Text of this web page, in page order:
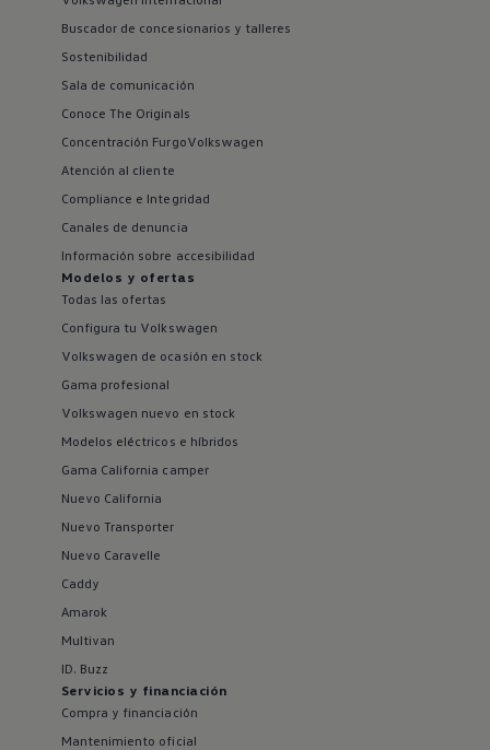
Buscador de concesionarios y talleres
Sostenibilidad
Sala de comunicación
Conoce The Originals
Concentración FurgoVolkswagen
Atención al cliente
Compliance e Integridad
Canales de denuncia
Información sobre accesibilidad
Modelos y ofertas
Todas las ofertas
Configura tu Volkswagen
Volkswagen de ocasión en stock
Gama profesional
Volkswagen nuevo en stock
Modelos eléctricos e híbridos
Gama California camper
Nuevo California
Nuevo Transporter
Nuevo Caravelle
Caddy
Amarok
Multivan
ID. Buzz
Servicios y financiación
Compra y financiación
Mantenimiento oficial